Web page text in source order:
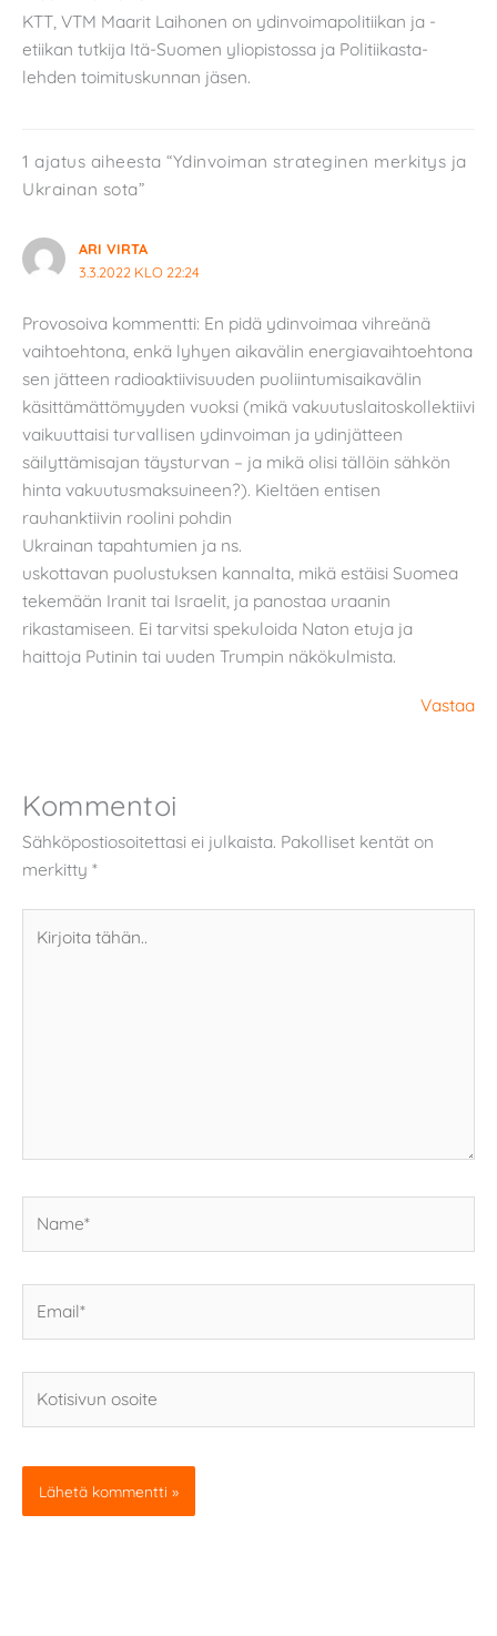
KTT, VTM Maarit Laihonen on ydinvoimapolitiikan ja -
etiikan tutkija Itä-Suomen yliopistossa ja Politiikasta-
lehden toimituskunnan jäsen.
1 ajatus aiheesta “Ydinvoiman strateginen merkitys ja
Ukrainan sota”
ARI VIRTA
3.3.2022 KLO 22:24
Provosoiva kommentti: En pidä ydinvoimaa vihreänä
vaihtoehtona, enkä lyhyen aikavälin energiavaihtoehtona
sen jätteen radioaktiivisuuden puoliintumisaikavälin
käsittämättömyyden vuoksi (mikä vakuutuslaitoskollektiivi
vaikuuttaisi turvallisen ydinvoiman ja ydinjätteen
säilyttämisajan täysturvan – ja mikä olisi tällöin sähkön
hinta vakuutusmaksuineen?). Kieltäen entisen
rauhanktiivin roolini pohdin
Ukrainan tapahtumien ja ns.
uskottavan puolustuksen kannalta, mikä estäisi Suomea
tekemään Iranit tai Israelit, ja panostaa uraanin
rikastamiseen. Ei tarvitsi spekuloida Naton etuja ja
haittoja Putinin tai uuden Trumpin näkökulmista.
Vastaa
Kommentoi
Sähköpostiosoitettasi ei julkaista. Pakolliset kentät on
merkitty *
tähän..
osoite